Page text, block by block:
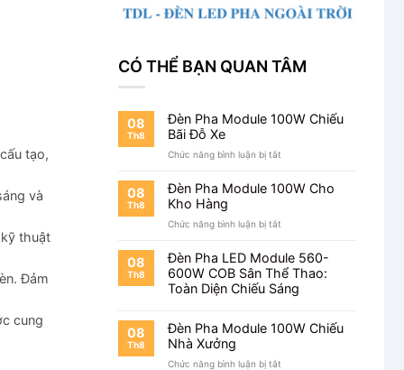
tạo,
và
thuật
Đảm
cung
CÓ THỂ BẠN QUAN TÂM
08
Th8
Đèn Pha Module 100W Chiếu
Bãi Đỗ Xe
Chức năng bình luận bị tắt
Pha
Module
Đỗ
Xe
08
Th8
Đèn Pha Module 100W Cho
Kho Hàng
Chức năng bình luận bị tắt
Pha
Module
100W
Cho
Hàng
08
Th8
Đèn Pha LED Module 560-
600W COB Sân Thể Thao:
Toàn Diện Chiếu Sáng
08
Th8
Đèn Pha Module 100W Chiếu
Nhà Xưởng
Chức năng bình luận bị tắt